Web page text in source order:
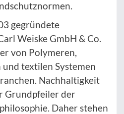
gegründete
Weiske GmbH & Co.
von Polymeren,
und textilen Systemen
Nachhaltigkeit
Grundpfeiler der
Daher stehen